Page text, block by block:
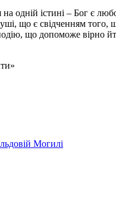
на одній істині – Бог
що є свідченням
що допоможе вірно
Могилі